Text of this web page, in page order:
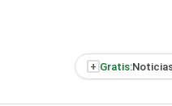
+ Gratis: